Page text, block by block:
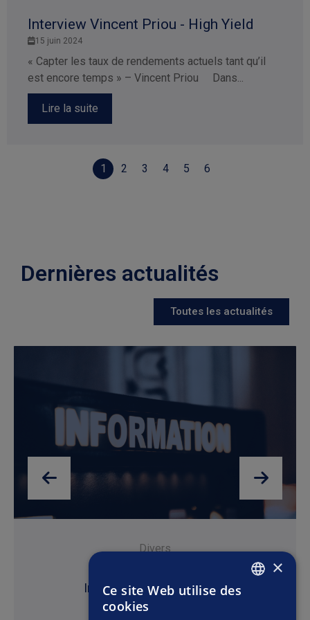
Interview Vincent Priou - High Yield
15 juin 2024
« Capter les taux de rendements actuels tant qu’il
est encore temps » – Vincent Priou Dans...
Lire la suite
1 2 3 4 5 6
Dernières actualités
Toutes les actualités
Divers
Information Investisseurs
×
Ce site Web utilise des
cookies